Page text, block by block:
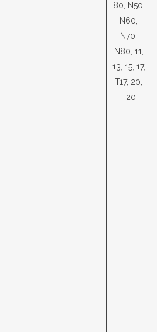
80, N50,
N60,
N70,
N80, 11,
13, 15, 17,
T17, 20,
T20